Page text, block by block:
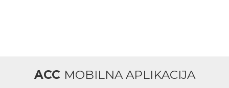
ACC MOBILNA APLIKACIJA